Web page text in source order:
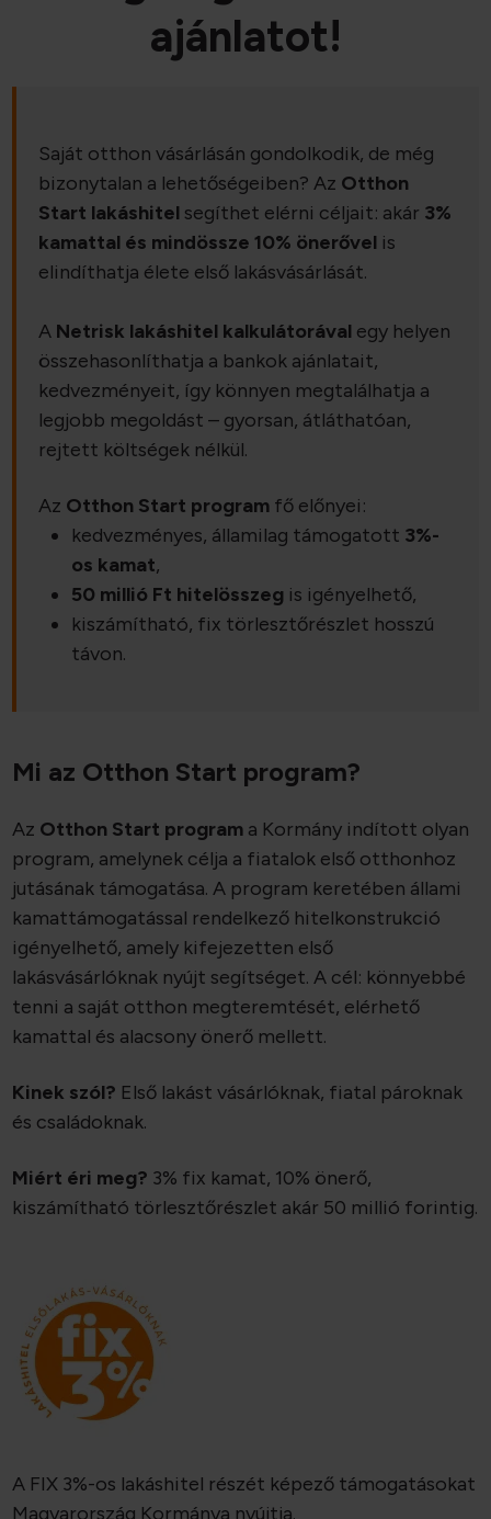
ajánlatot!
Saját otthon vásárlásán gondolkodik, de még
bizonytalan a lehetőségeiben? Az Otthon
Start lakáshitel segíthet elérni céljait: akár 3%
kamattal és mindössze 10% önerővel is
elindíthatja élete első lakásvásárlását.
A Netrisk lakáshitel kalkulátorával egy helyen
összehasonlíthatja a bankok ajánlatait,
kedvezményeit, így könnyen megtalálhatja a
legjobb megoldást – gyorsan, átláthatóan,
rejtett költségek nélkül.
Az Otthon Start program fő előnyei:
kedvezményes, államilag támogatott 3%-
os kamat,
50 millió Ft hitelösszeg is igényelhető,
kiszámítható, fix törlesztőrészlet hosszú
távon.
Mi az Otthon Start program?
Az Otthon Start program a Kormány indított olyan
program, amelynek célja a fiatalok első otthonhoz
jutásának támogatása. A program keretében állami
kamattámogatással rendelkező hitelkonstrukció
igényelhető, amely kifejezetten első
lakásvásárlóknak nyújt segítséget. A cél: könnyebbé
tenni a saját otthon megteremtését, elérhető
kamattal és alacsony önerő mellett.
Kinek szól? Első lakást vásárlóknak, fiatal pároknak
és családoknak.
Miért éri meg? 3% fix kamat, 10% önerő,
kiszámítható törlesztőrészlet akár 50 millió forintig.
A FIX 3%-os lakáshitel részét képező támogatásokat
Magyarország Kormánya nyújtja.